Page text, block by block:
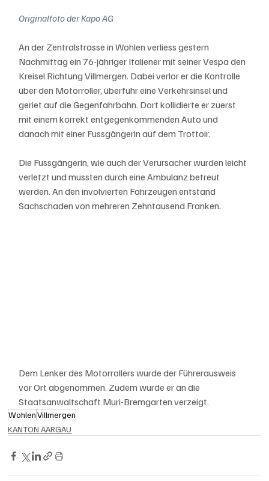
Originalfoto der Kapo AG
An der Zentralstrasse in Wohlen verliess gestern
Nachmittag ein 76-jähriger Italiener mit seiner Vespa den
Kreisel Richtung Villmergen. Dabei verlor er die Kontrolle
über den Motorroller, überfuhr eine Verkehrsinsel und
geriet auf die Gegenfahrbahn. Dort kollidierte er zuerst
mit einem korrekt entgegenkommenden Auto und
danach mit einer Fussgängerin auf dem Trottoir.
Die Fussgängerin, wie auch der Verursacher wurden leicht
verletzt und mussten durch eine Ambulanz betreut
werden. An den involvierten Fahrzeugen entstand
Sachschaden von mehreren Zehntausend Franken.
Dem Lenker des Motorrollers wurde der Führerausweis
vor Ort abgenommen. Zudem wurde er an die
Staatsanwaltschaft Muri-Bremgarten verzeigt.
Wohlen Villmergen
KANTON AARGAU